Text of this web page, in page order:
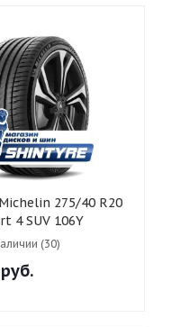
4 SUV 106Y
(30)
руб.